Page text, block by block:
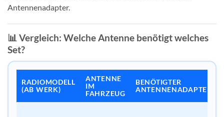
Antennenadapter.
📊 Vergleich: Welche Antenne benötigt welches
Set?
RADIOMODELL
(AB WERK)
ANTENNE
IM
FAHRZEUG
BENÖTIGTER
ANTENNENADAPTER